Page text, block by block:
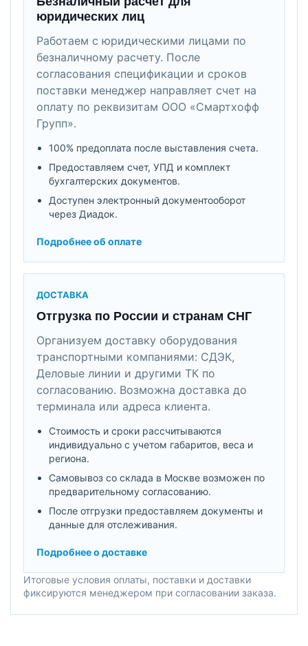
юридических лиц
Работаем с юридическими лицами по
безналичному расчету. После
согласования спецификации и сроков
поставки менеджер направляет счет на
оплату по реквизитам ООО «Смартхофф
Групп».
100% предоплата после выставления счета.
Предоставляем счет, УПД и комплект
бухгалтерских документов.
Доступен электронный документооборот
через Диадок.
Подробнее об оплате
ДОСТАВКА
Отгрузка по России и странам СНГ
Организуем доставку оборудования
транспортными компаниями: СДЭК,
Деловые линии и другими ТК по
согласованию. Возможна доставка до
терминала или адреса клиента.
Стоимость и сроки рассчитываются
индивидуально с учетом габаритов, веса и
региона.
Самовывоз со склада в Москве возможен по
предварительному согласованию.
После отгрузки предоставляем документы и
данные для отслеживания.
Подробнее о доставке
Итоговые условия оплаты, поставки и доставки
фиксируются менеджером при согласовании заказа.